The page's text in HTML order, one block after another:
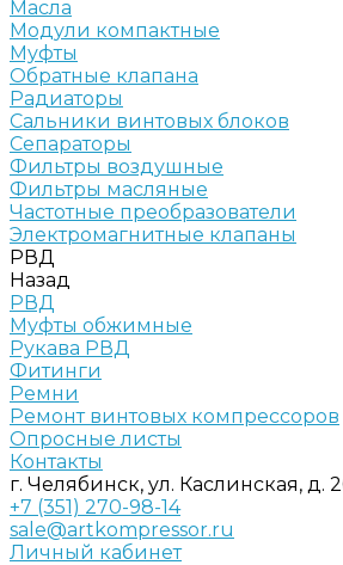
Масла
Модули компактные
Муфты
Обратные клапана
Радиаторы
Сальники винтовых блоков
Сепараторы
Фильтры воздушные
Фильтры масляные
Частотные преобразователи
Электромагнитные клапаны
РВД
Назад
РВД
Муфты обжимные
Рукава РВД
Фитинги
Ремни
Ремонт винтовых компрессоров
Опросные листы
Контакты
г. Челябинск, ул. Каслинская, д.
+7 (351) 270-98-14
sale@artkompressor.ru
Личный кабинет